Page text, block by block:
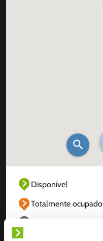
Disponível
Totalmente ocupado